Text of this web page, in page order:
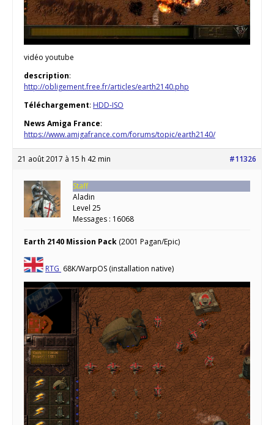
vidéo youtube
description:
http://obligement.free.fr/articles/earth2140.php
Téléchargement: HDD-ISO
News Amiga France:
https://www.amigafrance.com/forums/topic/earth2140/
21 août 2017 à 15 h 42 min #11326
Staff
Aladin
Level 25
Messages : 16068
Earth 2140 Mission Pack (2001 Pagan/Epic)
RTG 68K/WarpOS (installation native)